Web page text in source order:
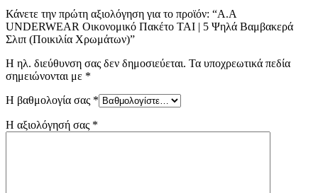
Κάνετε την πρώτη αξιολόγηση για το προϊόν: “A.A
UNDERWEAR Οικονομικό Πακέτο TAI | 5 Ψηλά Βαμβακερά
Σλιπ (Ποικιλία Χρωμάτων)”
Η ηλ. διεύθυνση σας δεν δημοσιεύεται. Τα υποχρεωτικά πεδία
σημειώνονται με *
Η βαθμολογία σας *
Η αξιολόγησή σας *